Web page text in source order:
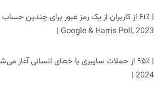
| ۶۱٪ از کاربران از یک رمز عبور برای چندین
Google & Harris Poll, 2023 |
2024 |